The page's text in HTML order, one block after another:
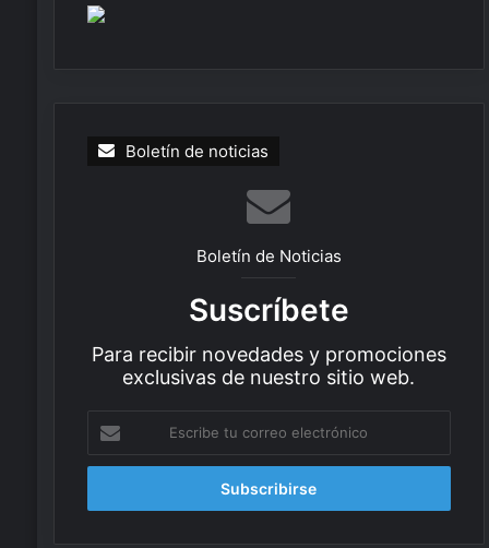
Boletín de noticias
Boletín de Noticias
Suscríbete
Para recibir novedades y promociones
exclusivas de nuestro sitio web.
c
i